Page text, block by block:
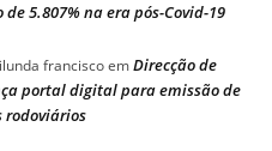
de 5.807% na era pós-Covid-19
franciscoemDirecção de
portal digital para emissão de
rodoviários